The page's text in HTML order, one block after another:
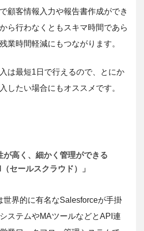
顧客情報入力や報告書作成ができ
ら行わなくともスキマ時間であら
業時間軽減にもつながります。
は最短1日で行えるので、とにか
したい場合にもオススメです。
が高く、細かく管理ができる
セールスクラウド）」
世界的に有名なSalesforceが手掛
ステムやMAツールなどとAPI連